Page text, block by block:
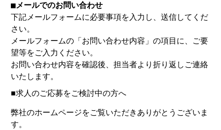
■メールでのお問い合わせ
下記メールフォームに必要事項を入力し、送信してくだ
さい。
メールフォームの「お問い合わせ内容」の項目に、ご要
望等をご入力ください。
お問い合わせ内容を確認後、担当者より折り返しご連絡
いたします。
■求人のご応募をご検討中の方へ
弊社のホームページをご覧いただきありがとうございま
す。